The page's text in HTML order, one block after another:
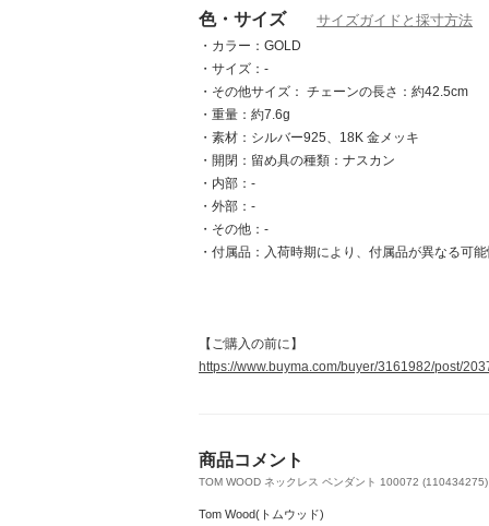
色・サイズ サイズガイドと採寸方法
・カラー：GOLD
・サイズ：-
・その他サイズ： チェーンの長さ：約42.5cm
・重量：約7.6g
・素材：シルバー925、18K 金メッキ
・開閉：留め具の種類：ナスカン
・内部：-
・外部：-
・その他：-
・付属品：入荷時期により、付属品が異なる可
【ご購入の前に】
https://www.buyma.com/buyer/3161982/post/
商品コメント
TOM WOOD ネックレス ペンダント 100072 (110434275)
Tom Wood(トムウッド)